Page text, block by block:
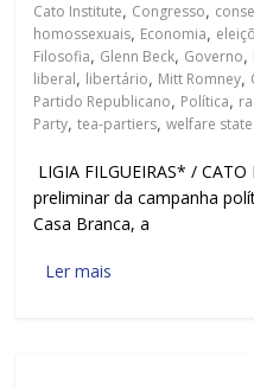
Cato Institute, Congresso,
homossexuais, Economia,
Filosofia, Glenn Beck, Governo,
liberal, libertário, Mitt Romney,
Partido Republicano, Política,
Party,tea-partiers,welfare state
LIGIA FILGUEIRAS* /
preliminar da campanha
Casa Branca, a
Ler mais